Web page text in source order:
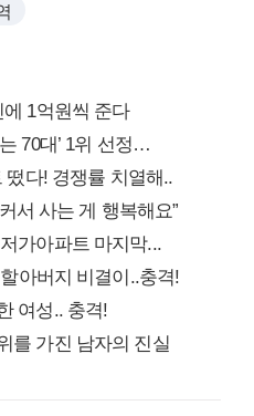
1억원씩 준다
70대’ 1위 선정…
떴다! 경쟁률 치열해..
서 사는 게 행복해요”
가아파트 마지막...
아버지 비결이..충격!
여성.. 충격!
를 가진 남자의 진실